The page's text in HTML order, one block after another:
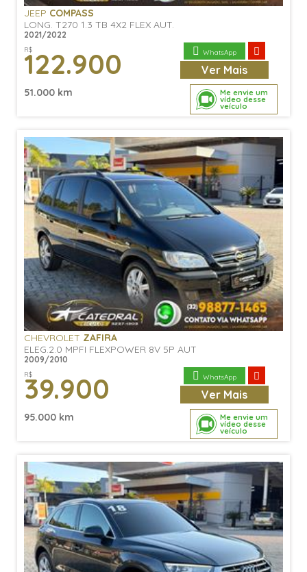
Me envie um
vídeo desse
veículo
JEEP COMPASS
LONG. T270 1.3 TB 4X2 FLEX AUT.
2021/2022
R$
122.900 WhatsApp
Ver Mais
51.000 km
Me envie um
vídeo desse
veículo
CHEVROLET ZAFIRA
ELEG.2.0 MPFI FLEXPOWER 8V 5P AUT
2009/2010
R$
39.900 WhatsApp
Ver Mais
95.000 km